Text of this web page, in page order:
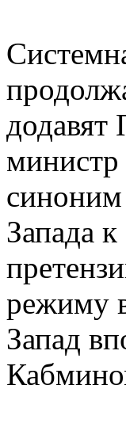
додавят
министр
синоним
Запада
режиму
Запад